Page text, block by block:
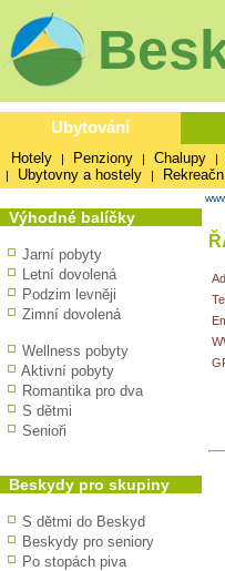
Ubytování
Hotely | Penziony | Chalupy |
| Ubytovny a hostely |
Výhodné balíčky
Jarní pobyty
Letní dovolená
Podzim levněji
Zimní dovolená
Wellness pobyty
Aktivní pobyty
Romantika pro dva
S dětmi
Senioři
Beskydy pro skupiny
S dětmi do Beskyd
Beskydy pro seniory
Po stopách piva